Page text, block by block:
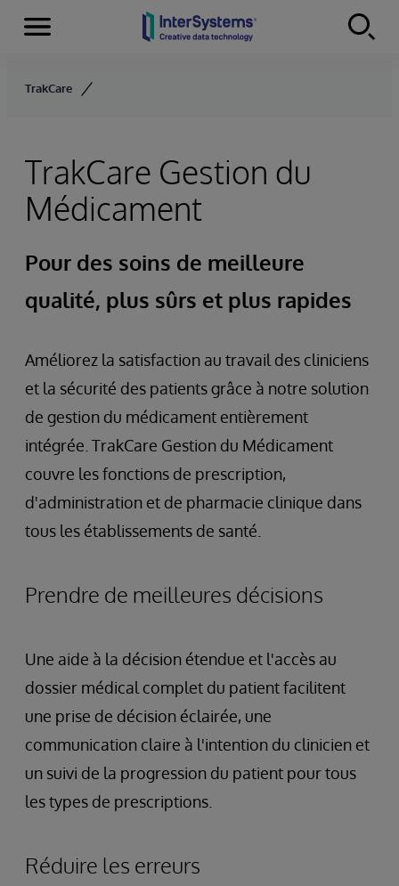
Skip to content
Menu
TrakCare
TrakCare Gestion du
Médicament
Pour des soins de meilleure
qualité, plus sûrs et plus rapides
Améliorez la satisfaction au travail des cliniciens
et la sécurité des patients grâce à notre solution
de gestion du médicament entièrement
intégrée. TrakCare Gestion du Médicament
couvre les fonctions de prescription,
d'administration et de pharmacie clinique dans
tous les établissements de santé.
Prendre de meilleures décisions
Une aide à la décision étendue et l'accès au
dossier médical complet du patient facilitent
une prise de décision éclairée, une
communication claire à l'intention du clinicien et
un suivi de la progression du patient pour tous
les types de prescriptions.
Réduire les erreurs